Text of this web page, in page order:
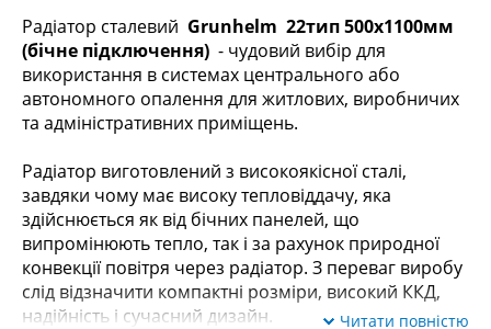
Радіатор сталевий Grunhelm 22тип 500x1100мм
(бічне підключення) - чудовий вибір для
використання в системах центрального або
автономного опалення для житлових, виробничих
та адміністративних приміщень.
Радіатор виготовлений з високоякісної сталі,
завдяки чому має високу тепловіддачу, яка
здійснюється як від бічних панелей, що
випромінюють тепло, так і за рахунок природної
конвекції повітря через радіатор. З переваг виробу
слід відзначити компактні розміри, високий ККД,
надійність і сучасний дизайн.
Читати повністю